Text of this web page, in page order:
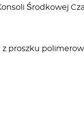
Środkowej
z proszku